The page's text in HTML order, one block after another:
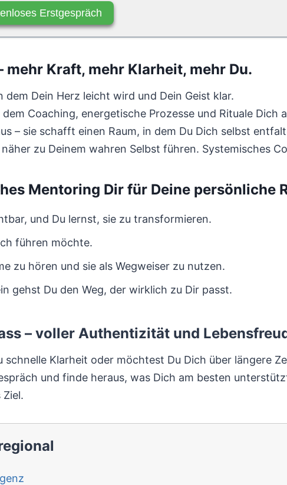
Erstgespräch
Kraft, mehr Klarheit, mehr Du.
Dein Herz leicht wird und Dein Geist klar.
Coaching, energetische Prozesse und Rituale Dich
– sie schafft einen Raum, in dem Du Dich selbst
zu Deinem wahren Selbst führen. Systemisches
Mentoring Dir für Deine persönliche
und Du lernst, sie zu transformieren.
führen möchte.
zu hören und sie als Wegweiser zu nutzen.
gehst Du den Weg, der wirklich zu Dir passt.
– voller Authentizität und
schnelle Klarheit oder möchtest Du Dich über längere
und finde heraus, was Dich am besten